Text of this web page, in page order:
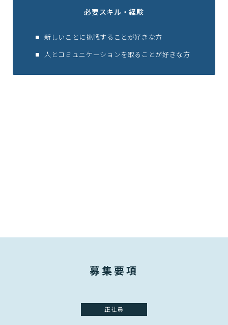
必要スキル・経験
新しいことに挑戦することが好きな方
人とコミュニケーションを取ることが好きな方
募集要項
正社員